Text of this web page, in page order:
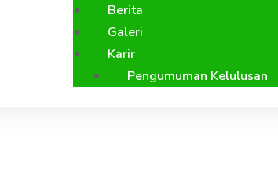
Berita
Galeri
Karir
Pengumuman Kelulusan